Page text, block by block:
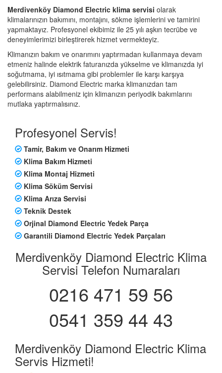
Merdivenköy Diamond Electric klima servisi olarak
klimalarınızın bakımını, montajını, sökme işlemlerini ve tamirini
yapmaktayız. Profesyonel ekibimiz ile 25 yılı aşkın tecrübe ve
deneyimlerimizi birleştirerek hizmet vermekteyiz.
Klimanızın bakım ve onarımını yaptırmadan kullanmaya devam
etmeniz halinde elektrik faturanızda yükselme ve klimanızda iyi
soğutmama, iyi ısıtmama gibi problemler ile karşı karşıya
gelebilirsiniz. Diamond Electric marka klimanızdan tam
performans alabilmeniz için klimanızın periyodik bakımlarını
mutlaka yaptırmalısınız.
Profesyonel Servis!
Tamir, Bakım ve Onarım Hizmeti
Klima Bakım Hizmeti
Klima Montaj Hizmeti
Klima Söküm Servisi
Klima Arıza Servisi
Teknik Destek
Orjinal Diamond Electric Yedek Parça
Garantili Diamond Electric Yedek Parçaları
Merdivenköy Diamond Electric Klima
Servisi Telefon Numaraları
0216 471 59 56
0541 359 44 43
Merdivenköy Diamond Electric Klima
Servis Hizmeti!